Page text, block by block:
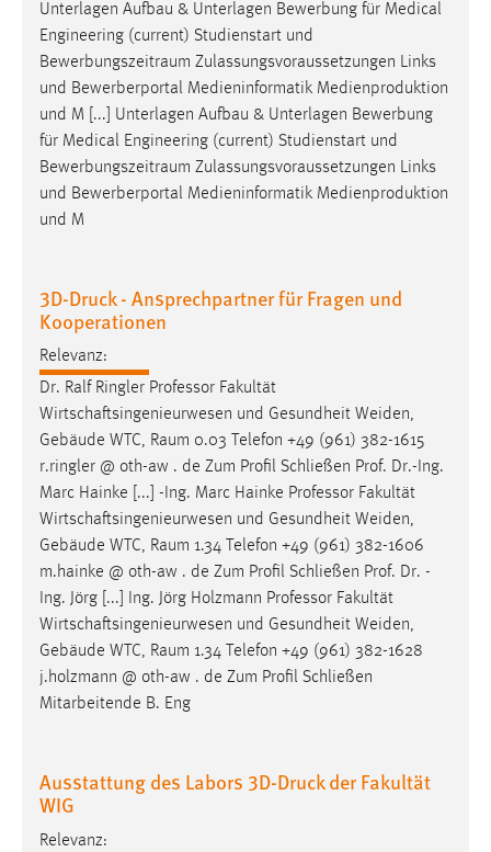
Unterlagen Aufbau & Unterlagen Bewerbung für Medical
Engineering (current) Studienstart und
Bewerbungszeitraum Zulassungsvoraussetzungen Links
und Bewerberportal Medieninformatik Medienproduktion
und M [...] Unterlagen Aufbau & Unterlagen Bewerbung
für Medical Engineering (current) Studienstart und
Bewerbungszeitraum Zulassungsvoraussetzungen Links
und Bewerberportal Medieninformatik Medienproduktion
und M
3D-Druck - Ansprechpartner für Fragen und
Kooperationen
Relevanz:
Dr. Ralf Ringler Professor Fakultät
Wirtschaftsingenieurwesen und Gesundheit Weiden,
Gebäude WTC, Raum 0.03 Telefon +49 (961) 382-1615
r.ringler @ oth-aw . de Zum Profil Schließen Prof. Dr.-Ing.
Marc Hainke [...] -Ing. Marc Hainke Professor Fakultät
Wirtschaftsingenieurwesen und Gesundheit Weiden,
Gebäude WTC, Raum 1.34 Telefon +49 (961) 382-1606
m.hainke @ oth-aw . de Zum Profil Schließen Prof. Dr. -
Ing. Jörg [...] Ing. Jörg Holzmann Professor Fakultät
Wirtschaftsingenieurwesen und Gesundheit Weiden,
Gebäude WTC, Raum 1.34 Telefon +49 (961) 382-1628
j.holzmann @ oth-aw . de Zum Profil Schließen
Mitarbeitende B. Eng
Ausstattung des Labors 3D-Druck der Fakultät
WIG
Relevanz:
MARKETING
Marketing Cookies werden von Drittanbietern
verwendet, um personalisierte Werbung anzuzeigen.
Sie tun dies, indem sie Besucher über Websites
hinweg verfolgen.
Google Ads
Name:
Anbieter:
Google Ireland Limited
Zweck:
Conversion-Tracking
Cookie Laufzeit:
3 Monate
Facebook Pixel
Name:
_fbp
Anbieter:
Facebook
Zweck:
Conversion-Tracking
3 Monate